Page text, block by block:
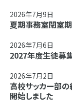
2026年7月9日
夏期事務室閉室
2026年7月6日
2027年度生徒募
2026年7月2日
高校サッカー部
開始しました